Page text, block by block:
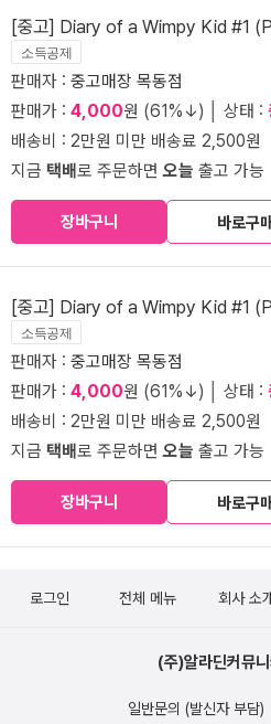
[중고] Diary of a Wimpy Kid #1
소득공제
판매자 : 중고매장 목동점
판매가 : 4,000원 (61%↓) │ 상태 :
배송비 : 2만원 미만 배송료 2,500원
지금 택배로 주문하면오늘 출고 가능
장바구니 바로구매
[중고] Diary of a Wimpy Kid #1
소득공제
판매자 : 중고매장 목동점
판매가 : 4,000원 (61%↓) │ 상태 :
배송비 : 2만원 미만 배송료 2,500원
지금 택배로 주문하면오늘 출고 가능
장바구니 바로구매
로그인 전체 메뉴 회사 소
(주)알라딘커뮤
일반문의 (발신자 부담)